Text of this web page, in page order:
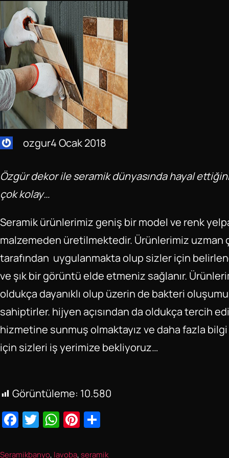
ozgur4 Ocak 2018
Özgür dekor ile seramik dünyasında hayal
çok kolay…
Seramik ürünlerimiz geniş bir model ve renk
malzemeden üretilmektedir. Ürünlerimiz uzman
tarafından uygulanmakta olup sizler için
ve şık bir görüntü elde etmeniz sağlanır.
oldukça dayanıklı olup üzerin de bakteri
sahiptirler. hijyen açısından da oldukça tercih
hizmetine sunmuş olmaktayız ve daha fazla
için sizleri iş yerimize bekliyoruz…
Görüntüleme: 10.580
F
c
T
tt
W
at
Pi
er ar
Seramikbanyo, lavoba, seramik